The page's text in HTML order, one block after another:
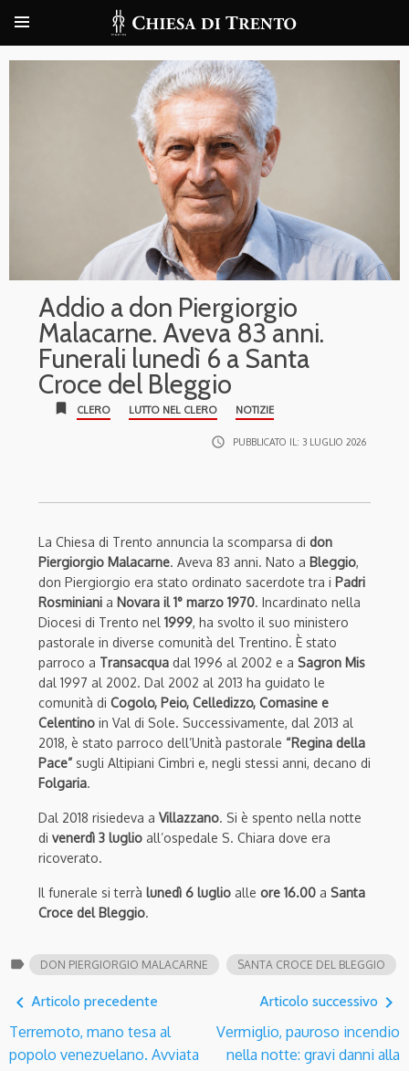
Addio a don Piergiorgio
Malacarne. Aveva 83 anni.
Funerali lunedì 6 a Santa
Croce del Bleggio
bookmark CLERO LUTTO NEL CLERO NOTIZIE
access_time PUBBLICATO IL: 3 LUGLIO 2026
La Chiesa di Trento annuncia la scomparsa di don
Piergiorgio Malacarne. Aveva 83 anni. Nato a Bleggio,
don Piergiorgio era stato ordinato sacerdote tra i Padri
Rosminiani a Novara il 1° marzo 1970. Incardinato nella
Diocesi di Trento nel 1999, ha svolto il suo ministero
pastorale in diverse comunità del Trentino. È stato
parroco a Transacqua dal 1996 al 2002 e a Sagron Mis
dal 1997 al 2002. Dal 2002 al 2013 ha guidato le
comunità di Cogolo, Peio, Celledizzo, Comasine e
Celentino in Val di Sole. Successivamente, dal 2013 al
2018, è stato parroco dell’Unità pastorale “Regina della
Pace” sugli Altipiani Cimbri e, negli stessi anni, decano di
Folgaria.
Dal 2018 risiedeva a Villazzano. Si è spento nella notte
di venerdì 3 luglio all’ospedale S. Chiara dove era
ricoverato.
Il funerale si terrà lunedì 6 luglio alle ore 16.00 a Santa
Croce del Bleggio.
label DON PIERGIORGIO MALACARNE SANTA CROCE DEL BLEGGIO
navigate_before Articolo precedente
Terremoto, mano tesa al
popolo venezuelano. Avviata
Articolo successivo navigate_next
Vermiglio, pauroso incendio
nella notte: gravi danni alla